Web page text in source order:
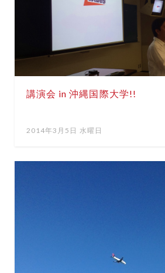
講演会 in 沖縄国際大学!!
2014年3月5日 水曜日